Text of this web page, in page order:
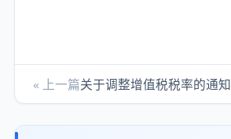
« 上一篇关于调整增值税税率的通知